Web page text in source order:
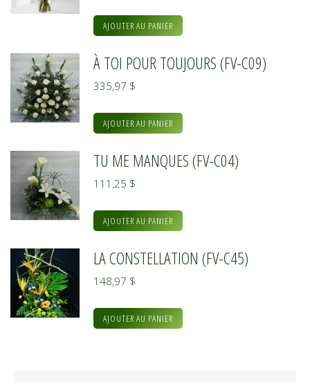
AJOUTER AU PANIER
À TOI POUR TOUJOURS (FV-C09)
335,97 $
AJOUTER AU PANIER
TU ME MANQUES (FV-C04)
111,25 $
AJOUTER AU PANIER
LA CONSTELLATION (FV-C45)
148,97 $
AJOUTER AU PANIER